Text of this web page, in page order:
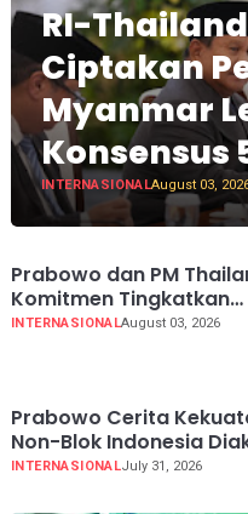
RI-Thailand
Ciptakan
Myanmar
Konsensus
INTERNASIONALAugust 03,
Prabowo dan PM
Komitmen Tingkatkan
Perdagangan hingga
INTERNASIONALAugust 03, 2026
Prabowo Cerita
Non-Blok Indonesia
Dunia
INTERNASIONALJuly 31, 2026